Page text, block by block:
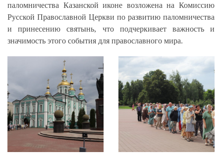
паломничества Казанской иконе возложена на Комиссию
Русской Православной Церкви по развитию паломничества
и принесению святынь, что подчеркивает важность и
значимость этого события для православного мира.